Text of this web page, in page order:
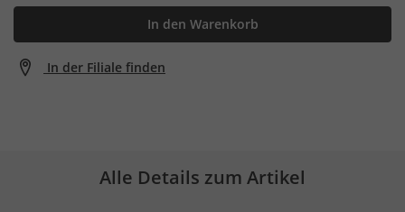
In den Warenkorb
In der Filiale finden
Alle Details zum Artikel